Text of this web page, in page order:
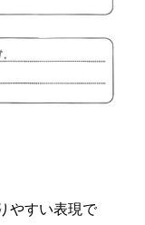
やすい表現で